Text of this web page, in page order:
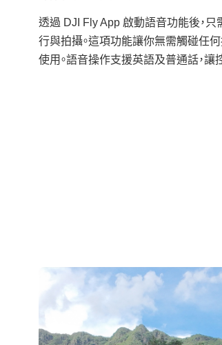
透過 DJI Fly App 啟動語音功能後，只
行與拍攝。這項功能讓你無需觸碰任
使用。語音操作支援英語及普通話，